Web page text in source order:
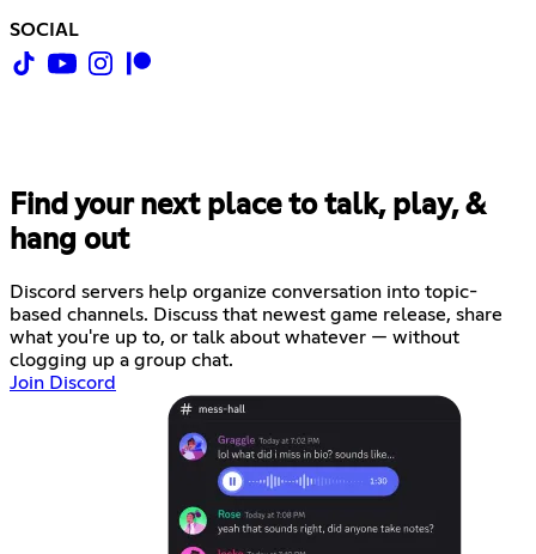
SOCIAL
Find your next place to talk, play, &
hang out
Discord servers help organize conversation into topic-
based channels. Discuss that newest game release, share
what you're up to, or talk about whatever — without
clogging up a group chat.
Join Discord